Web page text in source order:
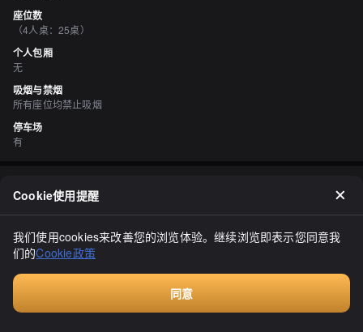
座位数
（4人桌：25桌）
个人包厢
无
吸烟与禁烟
所有座位均禁止吸烟
停车场
有
评价 （ 1）
まだらいち
从札幌返回北见方向的人计划了一场高尔夫比赛。我不想去旭川，而
且在美唄之后，我觉得北见的行程太累了，所以我预订了这里。价格
达。这是一个狭窄的球道，果岭上有很多坑洼。高尔夫球车需要不断
面对斜坡，充满了策略性。天气时而下雨，时而闷热，温度也会突然
Cookie使用提醒
我们使用cookies来改善您的浏览体验。继续浏览即表示您同意我
们的Cookie政策
同意